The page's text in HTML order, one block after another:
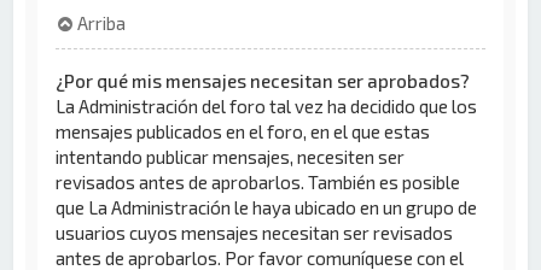
Arriba
¿Por qué mis mensajes necesitan ser aprobados?
La Administración del foro tal vez ha decidido que los
mensajes publicados en el foro, en el que estas
intentando publicar mensajes, necesiten ser
revisados antes de aprobarlos. También es posible
que La Administración le haya ubicado en un grupo de
usuarios cuyos mensajes necesitan ser revisados
antes de aprobarlos. Por favor comuníquese con el